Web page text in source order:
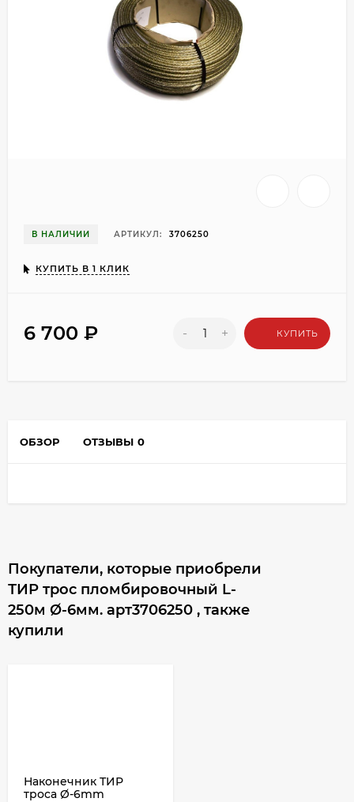
В НАЛИЧИИ АРТИКУЛ: 3706250
КУПИТЬ В 1 КЛИК
6 700 ₽ - + КУПИТЬ
ОБЗОР ОТЗЫВЫ 0
Покупатели, которые приобрели
ТИР трос пломбировочный L-
250м Ø-6мм. арт3706250 , также
купили
Наконечник ТИР
троса Ø-6mm